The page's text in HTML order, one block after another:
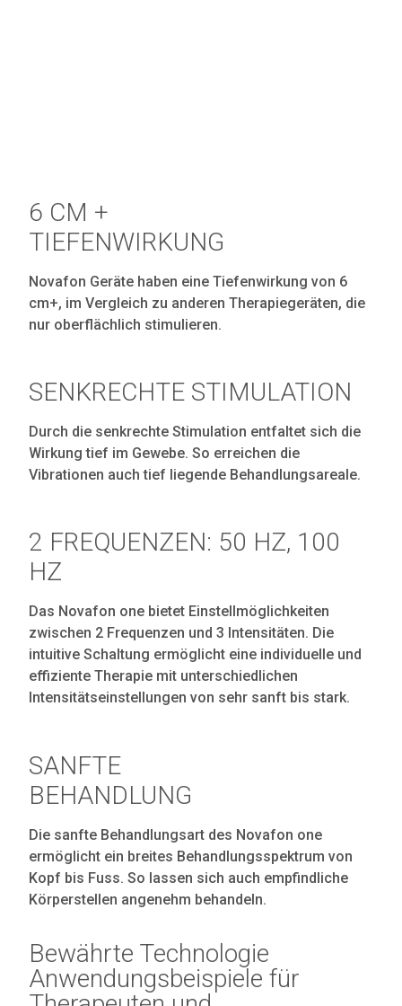
6 CM +
TIEFENWIRKUNG
Novafon Geräte haben eine Tiefenwirkung von 6
cm+, im Vergleich zu anderen Therapiegeräten, die
nur oberflächlich stimulieren.
SENKRECHTE STIMULATION
Durch die senkrechte Stimulation entfaltet sich die
Wirkung tief im Gewebe. So erreichen die
Vibrationen auch tief liegende Behandlungsareale.
2 FREQUENZEN: 50 HZ, 100
HZ
Das Novafon one bietet Einstellmöglichkeiten
zwischen 2 Frequenzen und 3 Intensitäten. Die
intuitive Schaltung ermöglicht eine individuelle und
effiziente Therapie mit unterschiedlichen
Intensitätseinstellungen von sehr sanft bis stark.
SANFTE
BEHANDLUNG
Die sanfte Behandlungsart des Novafon one
ermöglicht ein breites Behandlungsspektrum von
Kopf bis Fuss. So lassen sich auch empfindliche
Körperstellen angenehm behandeln.
Bewährte Technologie
Anwendungsbeispiele für